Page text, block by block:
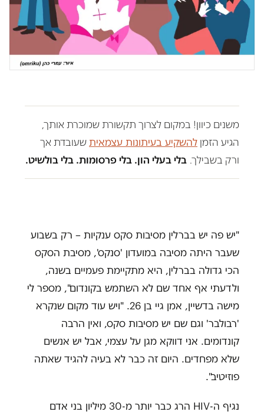
משנים כיוון! במקום לצרוך תקשורת שמוכרת אותך,
הגיע הזמן להשקיע בעיתונות עצמאיתשעובדת אך
ורק בשבילך. בלי בעלי הון. בלי פרסומות. בלי בולשיט.
"יש פה יש בברלין מסיבות סקס ענקיות – רק בשבוע
שעבר היתה מסיבה במועדון 'סנקס', מסיבת הסקס
הכי גדולה בברלין, היא מתקיימת פעמיים בשנה,
ולדעתי אף אחד שם לא השתמש בקונדום", מספר לי
מישה בדשיין, אמן גיי בן 26. "ויש עוד מקום שנקרא
'רבולבר' וגם שם יש מסיבות סקס, ואין הרבה
קונדומים. אני דווקא מגן על עצמי, אבל יש אנשים
שלא מפחדים. היום זה כבר לא בעיה להגיד שאתה
פוזיטיב".
נגיף ה-HIV הרג כבר יותר מ-30 מיליון בני אדם